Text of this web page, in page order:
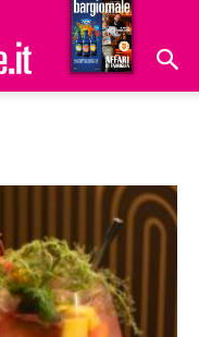
Hoteldomani